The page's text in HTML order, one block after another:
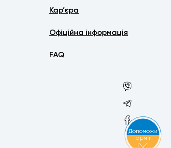
Кар’єра
Офіційна інформація
FAQ
Допоможи
армії